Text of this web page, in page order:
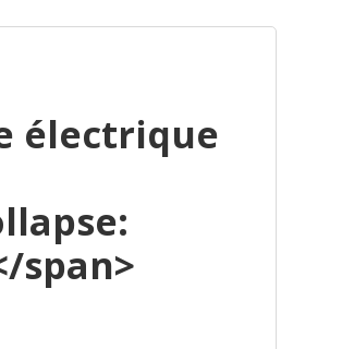
électrique
span>